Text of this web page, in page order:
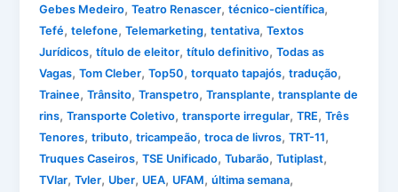
Gebes Medeiro,Teatro Renascer,técnico-científica,
Tefé,telefone,Telemarketing,tentativa,Textos
Jurídicos,título de eleitor,título definitivo,Todas as
Vagas,Tom Cleber,Top50,torquato tapajós,tradução,
Trainee,Trânsito,Transpetro,Transplante,transplante de
rins,Transporte Coletivo,transporte irregular,TRE,Três
Tenores,tributo,tricampeão,troca de livros,TRT-11,
Truques Caseiros,TSE Unificado,Tubarão,Tutiplast,
TVlar,Tvler, Uber, UEA, UFAM,última semana,